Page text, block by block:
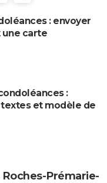
: envoyer
carte
:
et modèle de
Prémarie-